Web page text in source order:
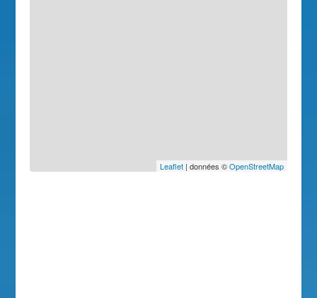
Leaflet| données ©OpenStreetMap